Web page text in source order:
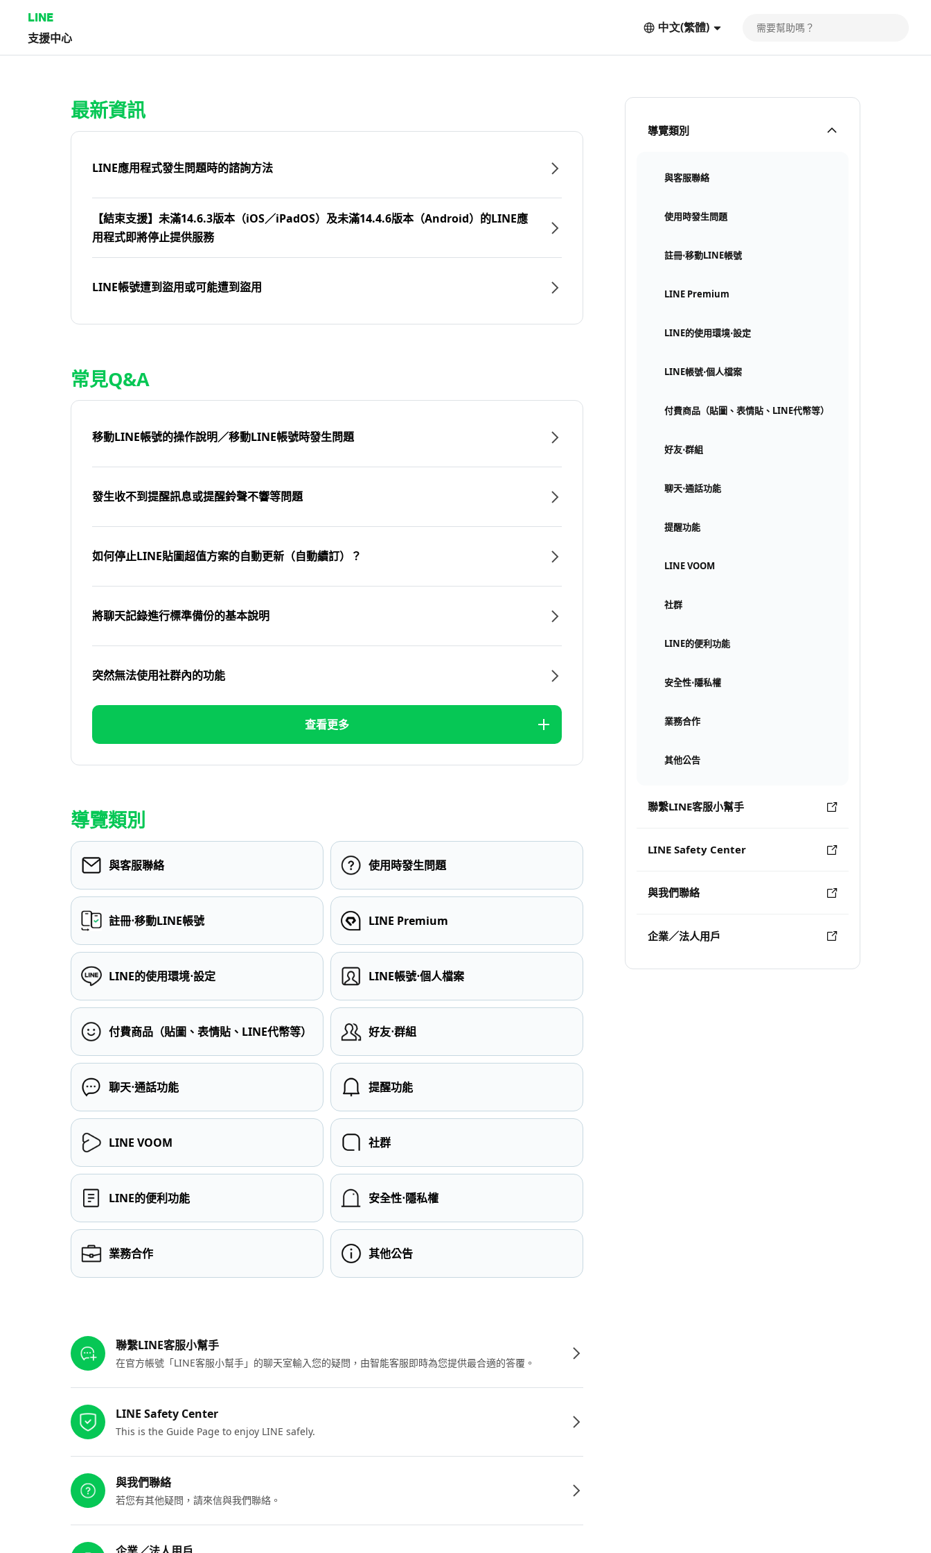
LINE
支援中心
中文(繁體)
導覽類別
與客服聯絡
使用時發生問題
註冊⋅移動LINE帳號
LINE Premium
LINE的使用環境⋅設定
LINE帳號⋅個人檔案
付費商品（貼圖、表情貼、LINE代幣等）
好友⋅群組
聊天⋅通話功能
提醒功能
LINE VOOM
社群
LINE的便利功能
安全性⋅隱私權
業務合作
其他公告
聯繫LINE客服小幫手
LINE Safety Center
與我們聯絡
企業／法人用戶
最新資訊
LINE應用程式發生問題時的諮詢方法
【結束支援】未滿14.6.3版本（iOS／iPadOS）及未滿14.4.6版本（Android）的LINE應
用程式即將停止提供服務
LINE帳號遭到盜用或可能遭到盜用
常見Q&A
移動LINE帳號的操作說明／移動LINE帳號時發生問題
發生收不到提醒訊息或提醒鈴聲不響等問題
如何停止LINE貼圖超值方案的自動更新（自動續訂）？
將聊天記錄進行標準備份的基本說明
突然無法使用社群內的功能
查看更多
導覽類別
與客服聯絡 使用時發生問題
註冊⋅移動LINE帳號 LINE Premium
LINE的使用環境⋅設定 LINE帳號⋅個人檔案
付費商品（貼圖、表情貼、LINE代幣等） 好友⋅群組
聊天⋅通話功能 提醒功能
LINE VOOM 社群
LINE的便利功能 安全性⋅隱私權
業務合作 其他公告
聯繫LINE客服小幫手
在官方帳號「LINE客服小幫手」的聊天室輸入您的疑問，由智能客服即時為您提供最合適的答覆。
LINE Safety Center
This is the Guide Page to enjoy LINE safely.
與我們聯絡
若您有其他疑問，請來信與我們聯絡。